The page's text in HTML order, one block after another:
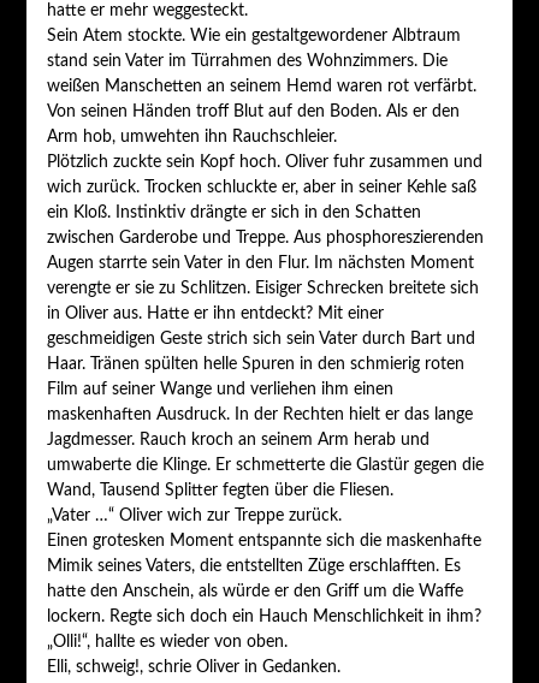
hatte er mehr weggesteckt.
Sein Atem stockte. Wie ein gestaltgewordener Albtraum
stand sein Vater im Türrahmen des Wohnzimmers. Die
weißen Manschetten an seinem Hemd waren rot verfärbt.
Von seinen Händen troff Blut auf den Boden. Als er den
Arm hob, umwehten ihn Rauchschleier.
Plötzlich zuckte sein Kopf hoch. Oliver fuhr zusammen und
wich zurück. Trocken schluckte er, aber in seiner Kehle saß
ein Kloß. Instinktiv drängte er sich in den Schatten
zwischen Garderobe und Treppe. Aus phosphoreszierenden
Augen starrte sein Vater in den Flur. Im nächsten Moment
verengte er sie zu Schlitzen. Eisiger Schrecken breitete sich
in Oliver aus. Hatte er ihn entdeckt? Mit einer
geschmeidigen Geste strich sich sein Vater durch Bart und
Haar. Tränen spülten helle Spuren in den schmierig roten
Film auf seiner Wange und verliehen ihm einen
maskenhaften Ausdruck. In der Rechten hielt er das lange
Jagdmesser. Rauch kroch an seinem Arm herab und
umwaberte die Klinge. Er schmetterte die Glastür gegen die
Wand, Tausend Splitter fegten über die Fliesen.
„Vater …“ Oliver wich zur Treppe zurück.
Einen grotesken Moment entspannte sich die maskenhafte
Mimik seines Vaters, die entstellten Züge erschlafften. Es
hatte den Anschein, als würde er den Griff um die Waffe
lockern. Regte sich doch ein Hauch Menschlichkeit in ihm?
„Olli!“, hallte es wieder von oben.
Elli, schweig!, schrie Oliver in Gedanken.